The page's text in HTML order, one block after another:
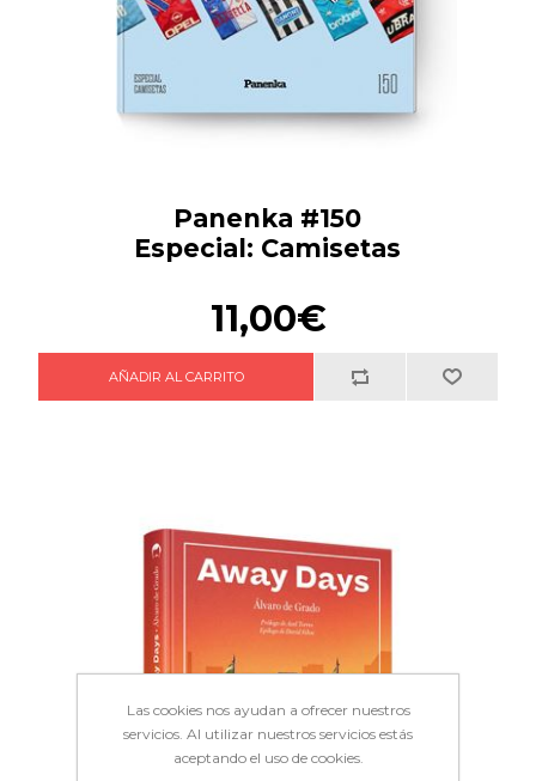
Panenka #150
Especial: Camisetas
11,00€
Las cookies nos ayudan a ofrecer nuestros
servicios. Al utilizar nuestros servicios estás
aceptando el uso de cookies.